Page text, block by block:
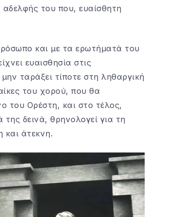
του που, ευαίσθητη
και με τα ερωτήματά του
ευαισθησία στις
ταράξει τίποτε στη ληθαργική
του χορού, που θα
του Ορέστη, και στο τέλος,
δεινά, θρηνολογεί για τη
και άτεκνη.